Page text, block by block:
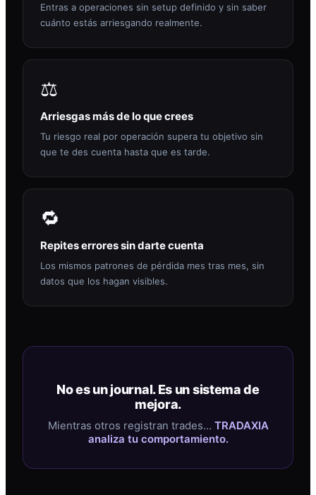
Entras a operaciones sin setup definido y sin saber
cuánto estás arriesgando realmente.
⚖️
Arriesgas más de lo que crees
Tu riesgo real por operación supera tu objetivo sin
que te des cuenta hasta que es tarde.
🔁
Repites errores sin darte cuenta
Los mismos patrones de pérdida mes tras mes, sin
datos que los hagan visibles.
No es un journal. Es un sistema de
mejora.
Mientras otros registran trades… TRADAXIA
analiza tu comportamiento.